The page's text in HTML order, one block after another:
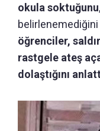
okula soktuğunu
öğrenciler,
rastgele ateş
dolaştığını